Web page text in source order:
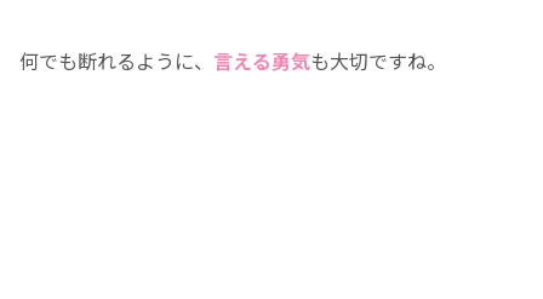
何でも断れるように、 言える勇気も大切ですね。